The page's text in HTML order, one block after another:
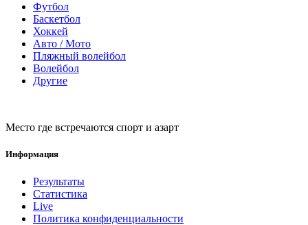
Футбол
Баскетбол
Хоккей
Авто / Мото
Пляжный волейбол
Волейбол
Другие
Место где встречаются спорт и азарт
Информация
Результаты
Статистика
Live
Политика конфиденциальности